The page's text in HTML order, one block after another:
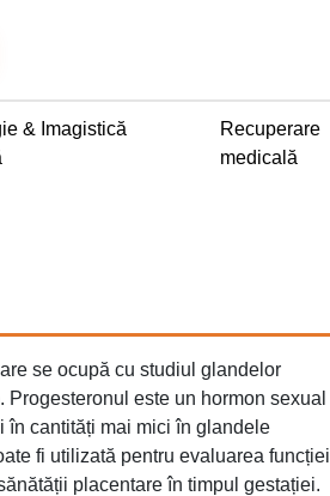
& Imagistică
Recuperare
medicală
se ocupă cu studiul glandelor
este un hormon sexual
în cantități mai mici în glandele
fi utilizată pentru evaluarea funcției
placentare în timpul gestației.